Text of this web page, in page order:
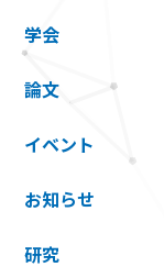
学会
論文
イベント
お知らせ
研究